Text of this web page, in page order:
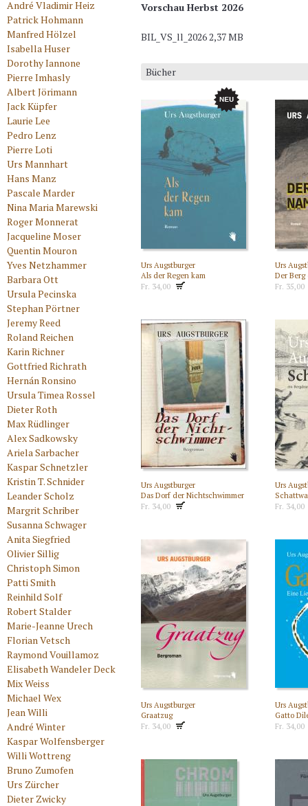
André Vladimir Heiz
Patrick Hohmann
Manfred Hölzel
Isabella Huser
Dorothy Iannone
Pierre Imhasly
Albert Jörimann
Jack Küpfer
Laurie Lee
Pedro Lenz
Pierre Loti
Urs Mannhart
Hans Manz
Pascale Marder
Nina Maria Marewski
Roger Monnerat
Jacqueline Moser
Quentin Mouron
Yves Netzhammer
Barbara Ott
Ursula Pecinska
Stephan Pörtner
Jeremy Reed
Roland Reichen
Karin Richner
Gottfried Richrath
Hernán Ronsino
Ursula Timea Rossel
Dieter Roth
Max Rüdlinger
Alex Sadkowsky
Ariela Sarbacher
Kaspar Schnetzler
Kristin T. Schnider
Leander Scholz
Margrit Schriber
Susanna Schwager
Anita Siegfried
Olivier Sillig
Christoph Simon
Patti Smith
Reinhild Solf
Robert Stalder
Marie-Jeanne Urech
Florian Vetsch
Raymond Vouillamoz
Elisabeth Wandeler Deck
Mix Weiss
Michael Wex
Jean Willi
André Winter
Kaspar Wolfensberger
Willi Wottreng
Bruno Zumofen
Urs Zürcher
Dieter Zwicky
Vorschau Herbst 2026
BIL_VS_ll_20262,37 MB
Bücher
Urs Augstburger
Als der Regen kam
Fr. 34,00
Urs
Der Berg
Fr. 35,00
Urs Augstburger
Das Dorf der Nichtschwimmer
Fr. 34,00
Urs
Fr. 34,00
Urs Augstburger
Graatzug
Fr. 34,00
Urs
Gatto
Fr. 34,00